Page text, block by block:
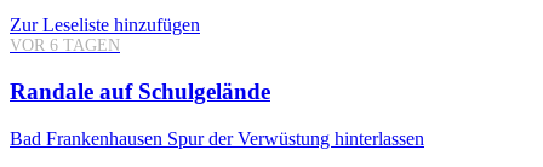
Zur Leseliste hinzufügen
VOR 6 TAGEN
Randale auf Schulgelände
Bad Frankenhausen Spur der Verwüstung hinterlassen